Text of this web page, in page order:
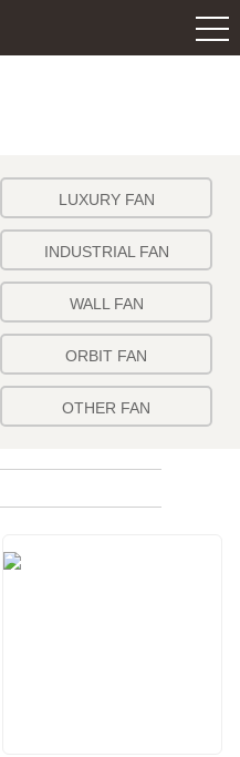
LUXURY FAN
INDUSTRIAL FAN
WALL FAN
ORBIT FAN
OTHER FAN